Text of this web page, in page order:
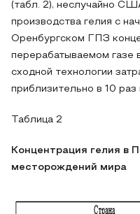
(табл. 2), неслучайно
производства гелия с
Оренбургском ГПЗ
перерабатываемом газе
сходной технологии
приблизительно в 10
Таблица 2
Концентрация гелия в
месторождений мира